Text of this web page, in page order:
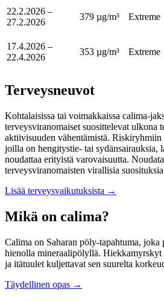
22.2.2026 –
27.2.2026
379 µg/m³ Extreme
17.4.2026 –
22.4.2026
353 µg/m³ Extreme
Terveysneuvot
Kohtalaisissa tai voimakkaissa calima-
terveysviranomaiset suosittelevat ulkona
aktiivisuuden vähentämistä.
joilla on hengitystie- tai sydänsairauksia,
noudattaa erityistä varovaisuutta.
terveysviranomaisten virallisia
Lisää terveysvaikutuksista →
Mikä on calima?
Calima on Saharan pöly-tapahtuma, joka
hienolla mineraalipölyllä. Hiekkamyrskyt
ja itätuulet kuljettavat sen suurelta
Täydellinen opas →